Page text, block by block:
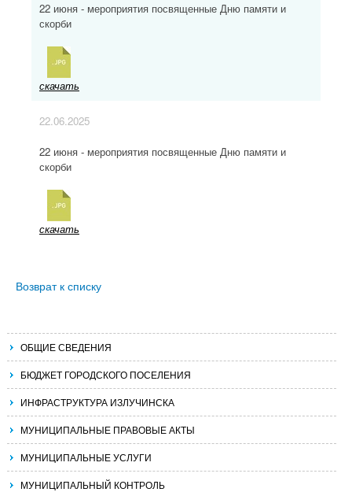
22 июня - мероприятия посвященные Дню памяти и
скорби
скачать
22.06.2025
22 июня - мероприятия посвященные Дню памяти и
скорби
скачать
Возврат к списку
ОБЩИЕ СВЕДЕНИЯ
БЮДЖЕТ ГОРОДСКОГО ПОСЕЛЕНИЯ
ИНФРАСТРУКТУРА ИЗЛУЧИНСКА
МУНИЦИПАЛЬНЫЕ ПРАВОВЫЕ АКТЫ
МУНИЦИПАЛЬНЫЕ УСЛУГИ
МУНИЦИПАЛЬНЫЙ КОНТРОЛЬ